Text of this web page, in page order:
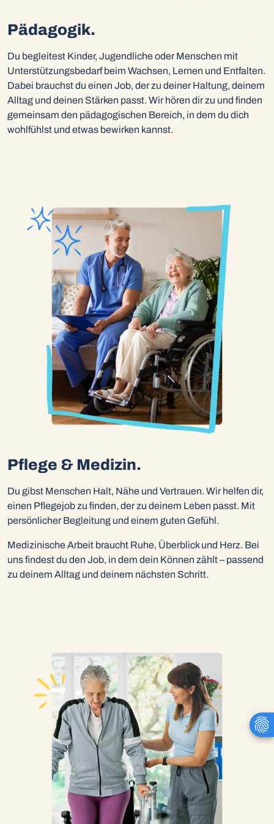
Pädagogik.
Du begleitest Kinder, Jugendliche oder Menschen mit
Unterstützungsbedarf beim Wachsen, Lernen und Entfalten.
Dabei brauchst du einen Job, der zu deiner Haltung, deinem
Alltag und deinen Stärken passt. Wir hören dir zu und finden
gemeinsam den pädagogischen Bereich, in dem du dich
wohlfühlst und etwas bewirken kannst.
Pflege & Medizin.
Du gibst Menschen Halt, Nähe und Vertrauen. Wir helfen dir,
einen Pflegejob zu finden, der zu deinem Leben passt. Mit
persönlicher Begleitung und einem guten Gefühl.
Medizinische Arbeit braucht Ruhe, Überblick und Herz. Bei
uns findest du den Job, in dem dein Können zählt – passend
zu deinem Alltag und deinem nächsten Schritt.